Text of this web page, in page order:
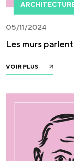
05/11/2024
Les murs
VOIR PLUS